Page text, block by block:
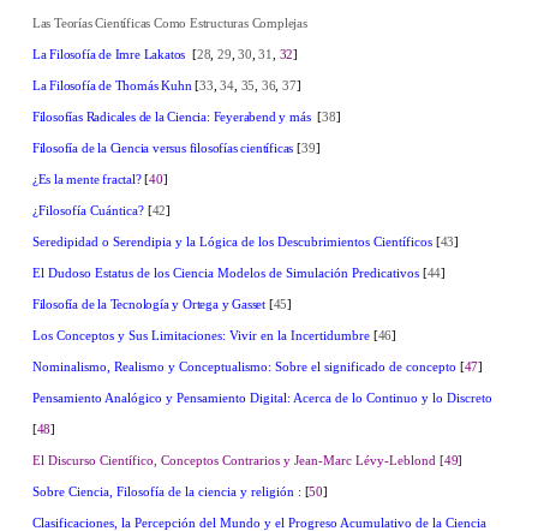
Las Teorías Científicas Como Estructuras Complejas
La Filosofía de Imre Lakatos [28 29 ,30 ,31 32]
La Filosofía de Thomás Kuhn [33 34, 35 36 37]
Filosofías Radicales de la Ciencia: Feyerabend y más [38]
Filosofía de la Ciencia versus filosofías científicas [39]
¿Es la mente fractal?[40]
¿Filosofía Cuántica? [42]
Seredipidad o Serendipia y la Lógica de los Descubrimientos Científicos [43]
El Dudoso Estatus de los Ciencia Modelos de Simulación Predicativos [44]
Filosofía de la Tecnología y Ortega y Gasset [45]
Los Conceptos y Sus Limitaciones: Vivir en la Incertidumbre [46]
Nominalismo, Realismo y Conceptualismo: Sobre el significado de concepto [47]
Pensamiento Analógico y Pensamiento Digital: Acerca de lo Continuo y lo Discreto
[48]
El Discurso Científico, Conceptos Contrarios y Jean-Marc Lévy-Leblond [49]
Sobre Ciencia, Filosofía de la ciencia y religión : [50]
Clasificaciones, la Percepción del Mundo y el Progreso Acumulativo de la Ciencia